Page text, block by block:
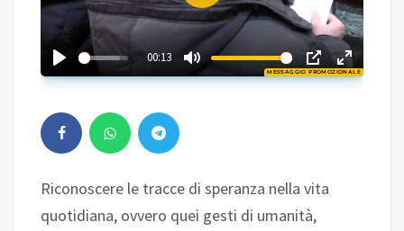
MESSAGGIO PROMOZIONALE
00:13
Play
02:53
Riconoscere le tracce di speranza nella vita
quotidiana, ovvero quei gesti di umanità,